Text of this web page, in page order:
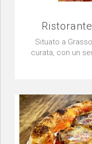
Situato a
curata, con un